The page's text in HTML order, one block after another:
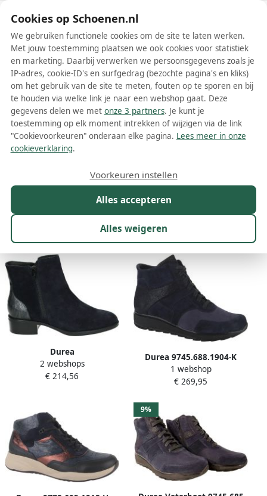
Schoenen.nl
Wis filters Alle filters
Blauwe Durea dames boots
Meer lezen
Kleur 1
9 resultaten:
Durea
9739~H~~~~~~~~~~~~~~~~~~~~~~~~
Laarsjes Blauw
2 webshops
€ 214,56
Durea 9745.688.1904-K
dames veterboots sportief
(6) blauw
1 webshop
€ 269,95
9%
Cookies op Schoenen.nl
We gebruiken functionele cookies om de site te laten werken.
Met jouw toestemming plaatsen we ook cookies voor statistiek
en marketing. Daarbij verwerken we persoonsgegevens zoals je
IP-adres, cookie-ID's en surfgedrag (bezochte pagina's en kliks)
om het gebruik van de site te meten, fouten op te sporen en bij
te houden via welke link je naar een webshop gaat. Deze
gegevens delen we met onze 3 partners. Je kunt je
toestemming op elk moment intrekken of wijzigen via de link
"Cookievoorkeuren" onderaan elke pagina. Lees meer in onze
cookieverklaring.
Alles accepteren
Alles weigeren
Voorkeuren instellen